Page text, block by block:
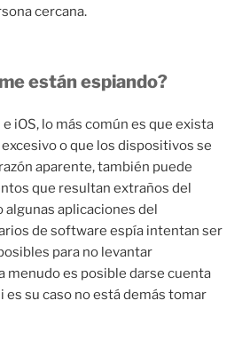
cercana.
están espiando?
iOS, lo más común es que exista
o que los dispositivos se
aparente, también puede
que resultan extraños del
aplicaciones del
de software espía intentan ser
para no levantar
menudo es posible darse cuenta
es su caso no está demás tomar